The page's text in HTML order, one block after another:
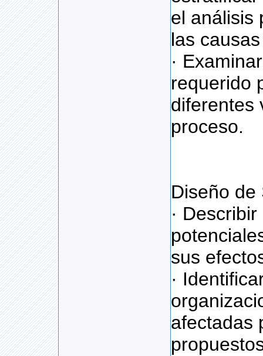
el análisis
las
·
requerido
diferentes
proceso.
Diseño de
·
sus
·
afectadas